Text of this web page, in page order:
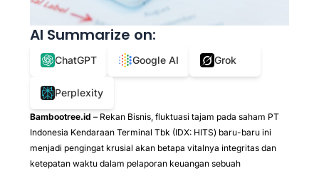
AI Summarize on:
ChatGPT Google AI Grok
Perplexity
Bambootree.id – Rekan Bisnis, fluktuasi tajam pada saham PT
Indonesia Kendaraan Terminal Tbk (IDX: HITS) baru-baru ini
menjadi pengingat krusial akan betapa vitalnya integritas dan
ketepatan waktu dalam pelaporan keuangan sebuah